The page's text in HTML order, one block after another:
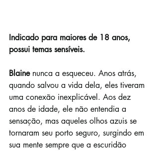
Indicado para maiores de 18 anos,
possui temas sensíveis.
Blaine nunca a esqueceu. Anos atrás,
quando salvou a vida dela, eles tiveram
uma conexão inexplicável. Aos dez
anos de idade, ele não entendia a
sensação, mas aqueles olhos azuis se
tornaram seu porto seguro, surgindo em
sua mente sempre que a escuridão